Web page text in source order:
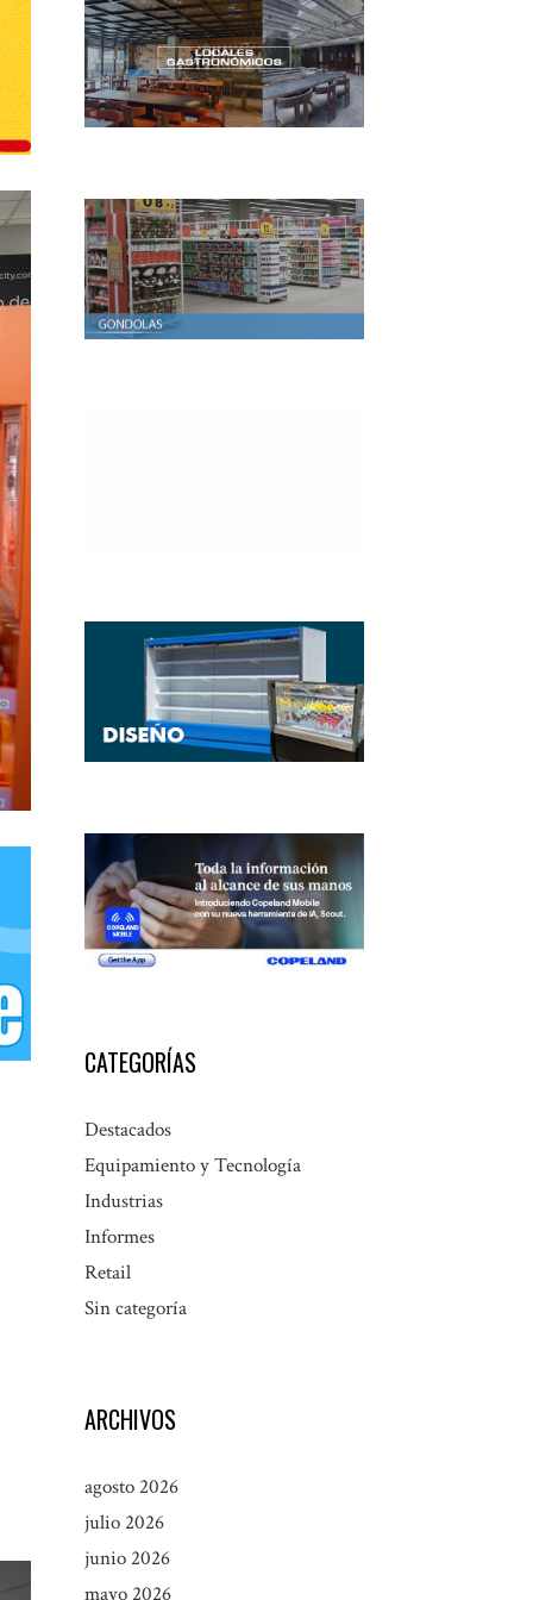
CATEGORÍAS
Destacados
Equipamiento y Tecnología
Industrias
Informes
Retail
Sin categoría
ARCHIVOS
agosto 2026
julio 2026
junio 2026
mayo 2026